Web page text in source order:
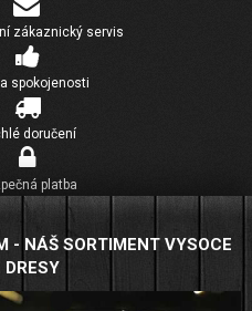
zákaznický servis
spokojenosti
doručení
platba
- NÁŠ SORTIMENT VYSOCE